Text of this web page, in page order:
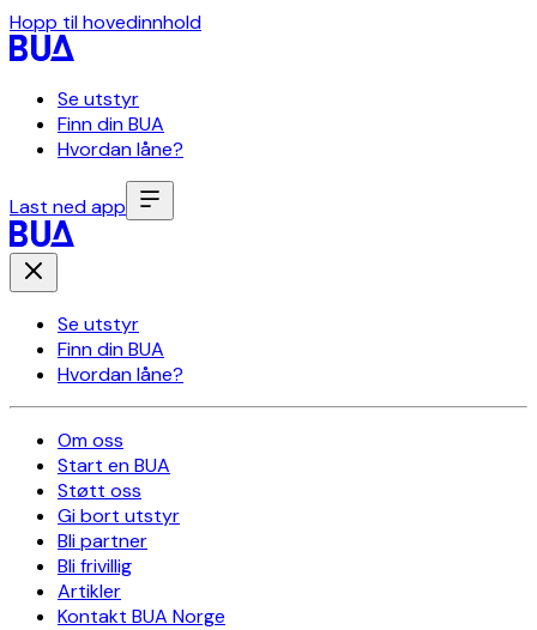
Hopp til hovedinnhold
Se utstyr
Finn din BUA
Hvordan låne?
Last ned app
Se utstyr
Finn din BUA
Hvordan låne?
Om oss
Start en BUA
Støtt oss
Gi bort utstyr
Bli partner
Bli frivillig
Artikler
Kontakt BUA Norge